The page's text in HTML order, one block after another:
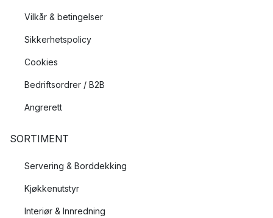
Vilkår & betingelser
Sikkerhetspolicy
Cookies
Bedriftsordrer / B2B
Angrerett
SORTIMENT
Servering & Borddekking
Kjøkkenutstyr
Interiør & Innredning